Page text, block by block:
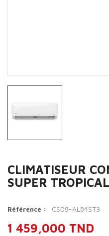
CLIMATISEUR
SUPER
Référence : CS09-AL84ST3
1 459,000 TND